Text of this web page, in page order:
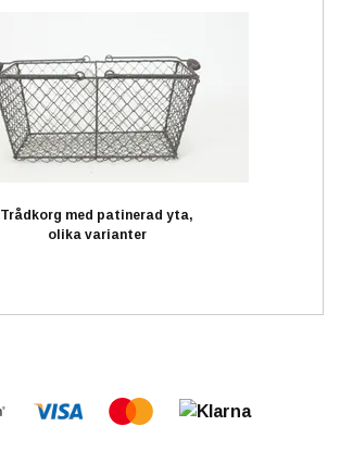
Trådkorg med patinerad yta,
olika varianter